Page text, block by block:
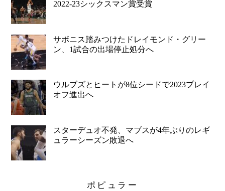
2022-23シックスマン賞受賞
サボニス踏みつけたドレイモンド・グリー
ン、1試合の出場停止処分へ
ウルブズとヒートが8位シードで2023プレイ
オフ進出へ
スターデュオ不発、マブスが4年ぶりのレギ
ュラーシーズン敗退へ
ポピュラー